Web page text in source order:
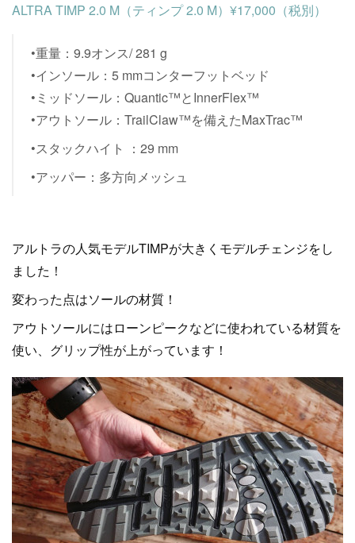
ALTRA TIMP 2.0 M（ティンプ 2.0 M）¥17,000（税別）
•重量：9.9オンス/ 281 g
•インソール：5 mmコンターフットベッド
•ミッドソール：Quantic™とInnerFlex™
•アウトソール：TrailClaw™を備えたMaxTrac™
•スタックハイト ：29 mm
•アッパー：多方向メッシュ
アルトラの人気モデルTIMPが大きくモデルチェンジをし
ました！
変わった点はソールの材質！
アウトソールにはローンピークなどに使われている材質を
使い、グリップ性が上がっています！